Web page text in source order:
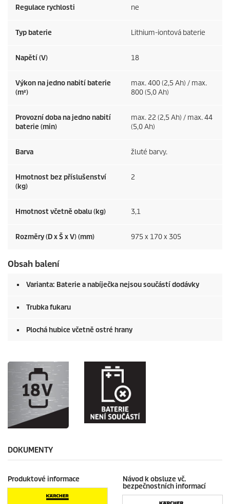
Regulace rychlosti ne
Typ baterie Lithium-iontová baterie
Napětí (V) 18
Výkon na jedno nabití baterie
(m²)
max. 400 (2,5 Ah) / max.
800 (5,0 Ah)
Provozní doba na jedno nabití
baterie (min)
max. 22 (2,5 Ah) / max. 44
(5,0 Ah)
Barva žluté barvy.
Hmotnost bez příslušenství
(kg)
2
Hmotnost včetně obalu (kg) 3,1
Rozměry (D x Š x V) (mm) 975 x 170 x 305
Obsah balení
Varianta: Baterie a nabíječka nejsou součástí dodávky
Trubka fukaru
Plochá hubice včetně ostré hrany
DOKUMENTY
Produktové informace
Návod k obsluze vč.
bezpečnostních informací